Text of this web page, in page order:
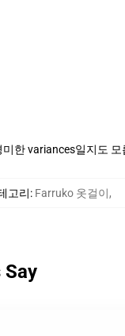
한 variances일지도
고리: Farruko 옷걸이,